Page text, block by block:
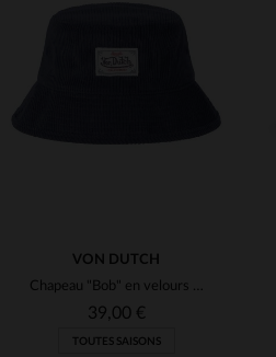
(1)
VON DUTCH
Chapeau "Bob" en velours bleu
39,00 €
TOUTES SAISONS